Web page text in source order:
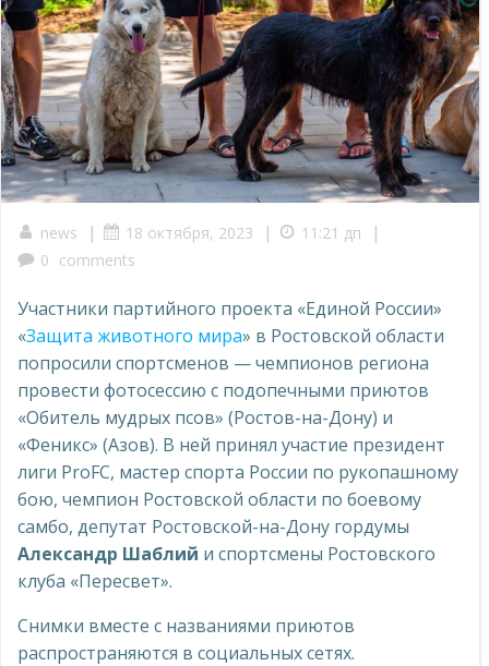
news | 18 октября, 2023 | 11:21 дп |
0 comments
Участники партийного проекта «Единой России»
«Защита животного мира» в Ростовской области
попросили спортсменов — чемпионов региона
провести фотосессию с подопечными приютов
«Обитель мудрых псов» (Ростов-на-Дону) и
«Феникс» (Азов). В ней принял участие президент
лиги ProFC, мастер спорта России по рукопашному
бою, чемпион Ростовской области по боевому
самбо, депутат Ростовской-на-Дону гордумы
Александр Шаблий и спортсмены Ростовского
клуба «Пересвет».
Снимки вместе с названиями приютов
распространяются в социальных сетях.